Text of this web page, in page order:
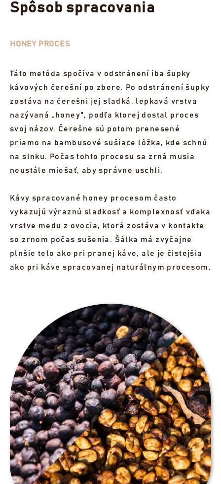
Spôsob spracovania
HONEY PROCES
Táto metóda spočíva v odstránení iba šupky
kávových čerešní po zbere. Po odstránení šupky
zostáva na čerešni jej sladká, lepkavá vrstva
nazývaná „honey", podľa ktorej dostal proces
svoj názov. Čerešne sú potom prenesené
priamo na bambusové sušiace lôžka, kde schnú
na slnku. Počas tohto procesu sa zrná musia
neustále miešať, aby správne uschli.
Kávy spracované honey procesom často
vykazujú výraznú sladkosť a komplexnosť vďaka
vrstve medu z ovocia, ktorá zostáva v kontakte
so zrnom počas sušenia. Šálka má zvyčajne
plnšie telo ako pri pranej káve, ale je čistejšia
ako pri káve spracovanej naturálnym procesom.